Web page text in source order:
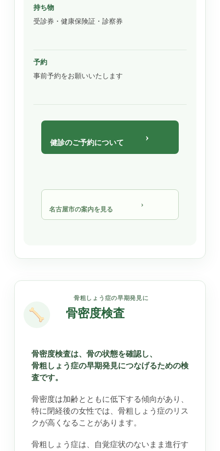
持ち物
受診券・健康保険証・診察券
予約
事前予約をお願いいたします
健診のご予約について ›
名古屋市の案内を見る
›
骨粗しょう症の早期発見に
骨密度検査
骨密度検査は、骨の状態を確認し、
骨粗しょう症の早期発見につなげるための検
査です。
骨密度は加齢とともに低下する傾向があり、
特に閉経後の女性では、骨粗しょう症のリス
クが高くなることがあります。
骨粗しょう症は、自覚症状のないまま進行す